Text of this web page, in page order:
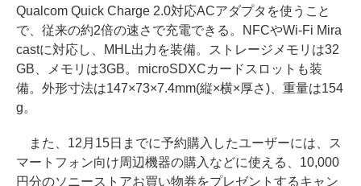
Qualcom Quick Charge 2.0対応ACアダプタを使うこと
で、従来の約2倍の速さで充電できる。NFCやWi-Fi Mira
castに対応し、MHL出力を装備。ストレージメモリは32
GB、メモリは3GB。microSDXCカードスロットも装
備。外形寸法は147×73×7.4mm(縦×横×厚さ)、重量は154
g。
また、12月15日までに予約購入したユーザーには、ス
マートフォン向け周辺機器の購入などに使える、10,000
円分のソニーストアお買い物券をプレゼントするキャン